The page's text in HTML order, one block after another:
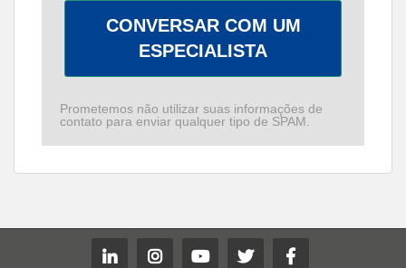
CONVERSAR COM UM
ESPECIALISTA
Prometemos não utilizar suas informações de
contato para enviar qualquer tipo de SPAM.